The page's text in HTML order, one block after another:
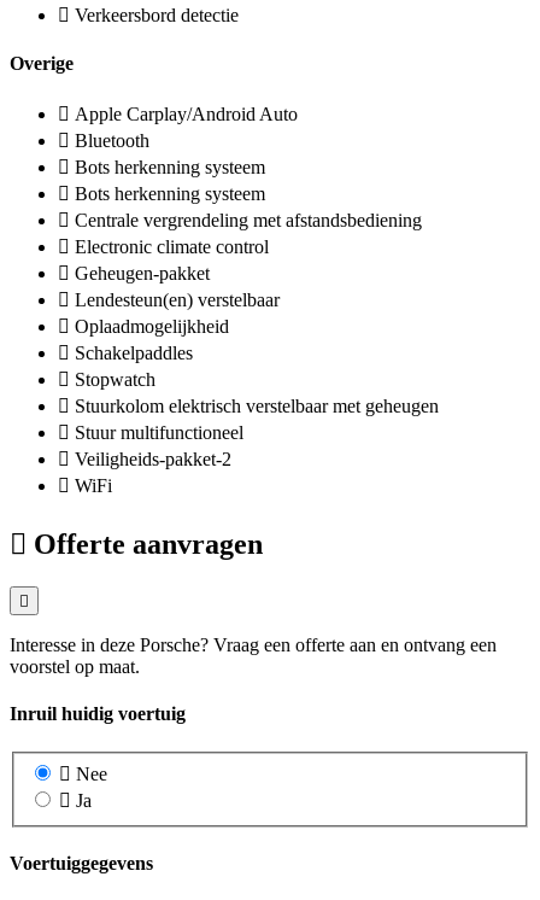
Verkeersbord detectie
Overige
Apple Carplay/Android Auto
Bluetooth
Bots herkenning systeem
Bots herkenning systeem
Centrale vergrendeling met afstandsbediening
Electronic climate control
Geheugen-pakket
Lendesteun(en) verstelbaar
Oplaadmogelijkheid
Schakelpaddles
Stopwatch
Stuurkolom elektrisch verstelbaar met geheugen
Stuur multifunctioneel
Veiligheids-pakket-2
WiFi
Offerte aanvragen
Interesse in deze Porsche? Vraag een offerte aan en ontvang een
voorstel op maat.
Inruil huidig voertuig
Nee
Ja
Voertuiggegevens